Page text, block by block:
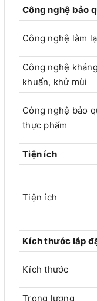
Công nghệ bảo
Công nghệ làm
Công nghệ kháng
khuẩn, khử mùi
Công nghệ bảo
thực phẩm
Tiện ích
Tiện ích
Kích thước lắp
Kích thước
Trọng lượng